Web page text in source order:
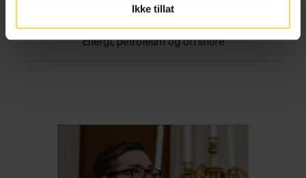
Ikke tillat
Energi, petroleum og offshore